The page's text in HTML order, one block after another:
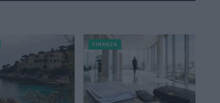
FINANZA